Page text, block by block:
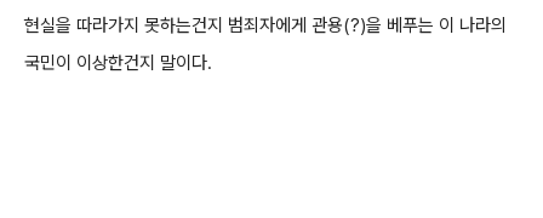
현실을 따라가지 못하는건지 범죄자에게 관용(?)을 베푸는 이 나라의
국민이 이상한건지 말이다.